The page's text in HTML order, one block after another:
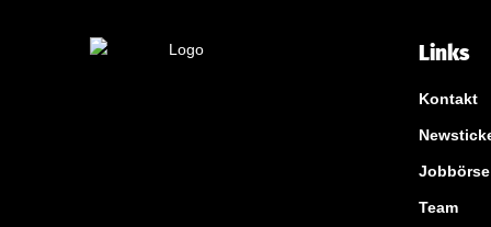
Links
Kontakt
Jobbörse
Team